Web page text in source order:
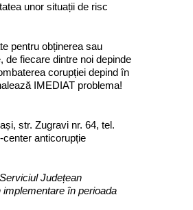
unor situații de risc
pentru obținerea sau
de fiecare dintre noi depinde
corupției depind în
IMEDIAT problema!
str. Zugravi nr. 64, tel.
center anticorupție
Județean
în perioada